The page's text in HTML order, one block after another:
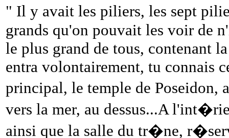
" Il y avait les piliers, les sept
grands qu'on pouvait les voir de
le plus grand de tous, contenant
entra volontairement, tu connais
principal, le temple de Poseidon,
vers la mer, au dessus...A
ainsi que la salle du tr�ne,